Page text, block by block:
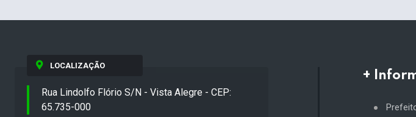
LOCALIZAÇÃO
Rua Lindolfo Flório S/N - Vista Alegre - CEP:
65.735-000
+